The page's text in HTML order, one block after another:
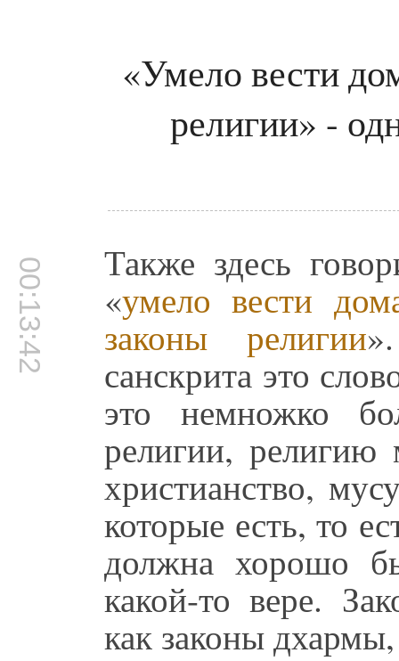
«Умело вести
религии» -
00:13:42 Также здесь
«умело вести
законы религии
санскрита это
это немножко
религии,
христианство,
которые есть, то
должна хорошо
какой-то вере.
как законы